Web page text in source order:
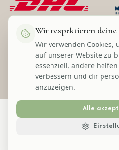
Wir respektieren deine
Wir verwenden Cookies,
auf unserer Website zu
essenziell, andere
verbessern und dir
anzuzeigen.
Alle
Lecom Handels GmbH
* Alle Preise inkl. gesetzl.
Nachnahmegebühren, wenn nicht anders